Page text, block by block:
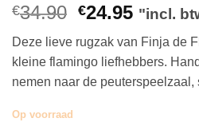
€34.90
prijs
was:
€34.90.
€24.95
prijs
is:
€24.95.
"incl.
Deze lieve rugzak van Finja de
kleine flamingo liefhebbers.
nemen naar de
Op voorraad